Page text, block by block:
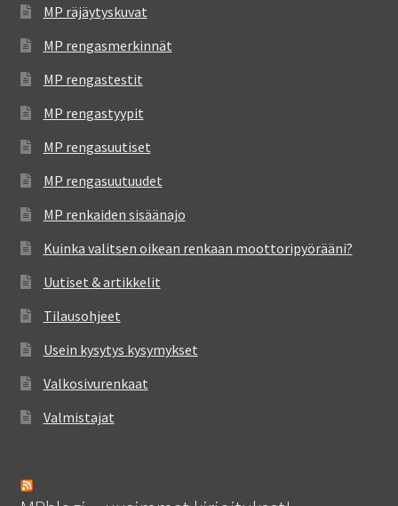
MP räjäytyskuvat
MP rengasmerkinnät
MP rengastestit
MP rengastyypit
MP rengasuutiset
MP rengasuutuudet
MP renkaiden sisäänajo
Kuinka valitsen oikean renkaan moottoripyörääni?
Uutiset & artikkelit
Tilausohjeet
Usein kysytys kysymykset
Valkosivurenkaat
Valmistajat